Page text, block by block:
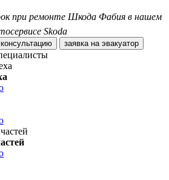
при ремонте Шкода Фабия в нашем
Skoda
заявка на эвакуатор